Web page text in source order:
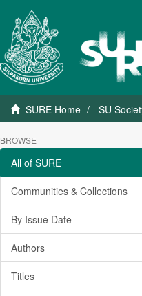
SURE Home SU
BROWSE
All of SURE
Communities & Collections
By Issue Date
Authors
Titles